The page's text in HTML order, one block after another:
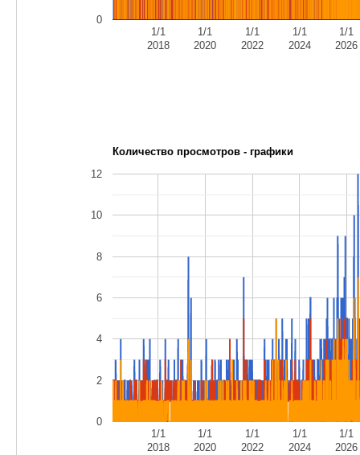
1/1
2018
1/1
2020
1/1
2022
1/1
2024
1/1
2026
0
Количество просмотров - графики
1/1
2018
1/1
2020
1/1
2022
1/1
2024
1/1
2026
0
2
4
6
8
10
12